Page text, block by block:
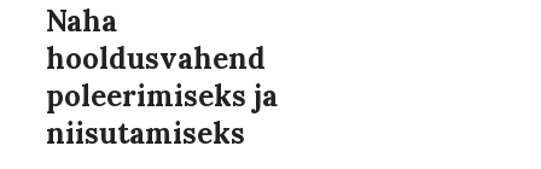
Naha
hooldusvahend
poleerimiseks ja
niisutamiseks